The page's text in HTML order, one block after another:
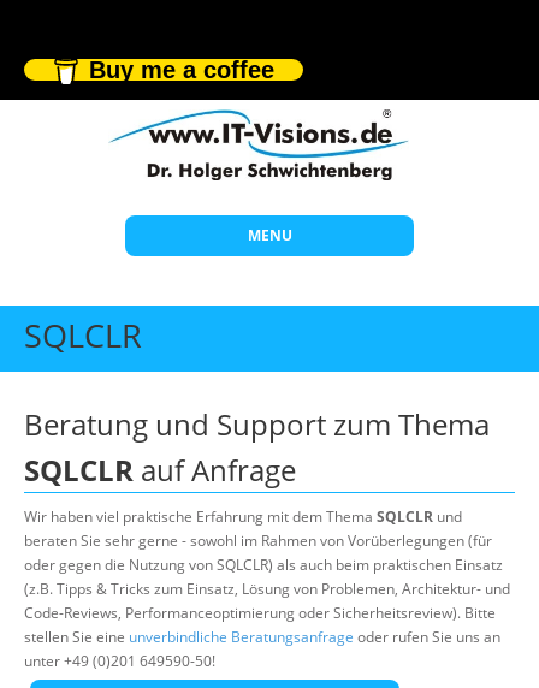
Buy me a coffee
MENU
Start
Individuelle Schulungen
Offene Seminare
Wissen
Über uns
Suche
SQLCLR
Beratung und Support zum Thema
SQLCLR auf Anfrage
Wir haben viel praktische Erfahrung mit dem Thema SQLCLR und
beraten Sie sehr gerne - sowohl im Rahmen von Vorüberlegungen (für
oder gegen die Nutzung von SQLCLR) als auch beim praktischen Einsatz
(z.B. Tipps & Tricks zum Einsatz, Lösung von Problemen, Architektur- und
Code-Reviews, Performanceoptimierung oder Sicherheitsreview). Bitte
stellen Sie eine unverbindliche Beratungsanfrage oder rufen Sie uns an
unter +49 (0)201 649590-50!